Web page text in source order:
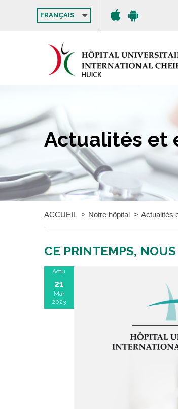
FRANÇAIS
Actualités et
ACCUEIL Notre hôpital Actualités
CE PRINTEMPS,
Actu
21
Mar
2023